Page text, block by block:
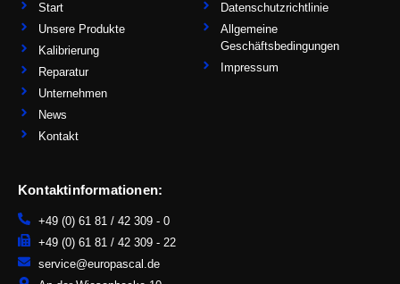
Start
Unsere Produkte
Kalibrierung
Reparatur
Unternehmen
News
Kontakt
Datenschutzrichtlinie
Allgemeine
Geschäftsbedingungen
Impressum
Kontaktinformationen:
+49 (0) 61 81 / 42 309 - 0
+49 (0) 61 81 / 42 309 - 22
service@europascal.de